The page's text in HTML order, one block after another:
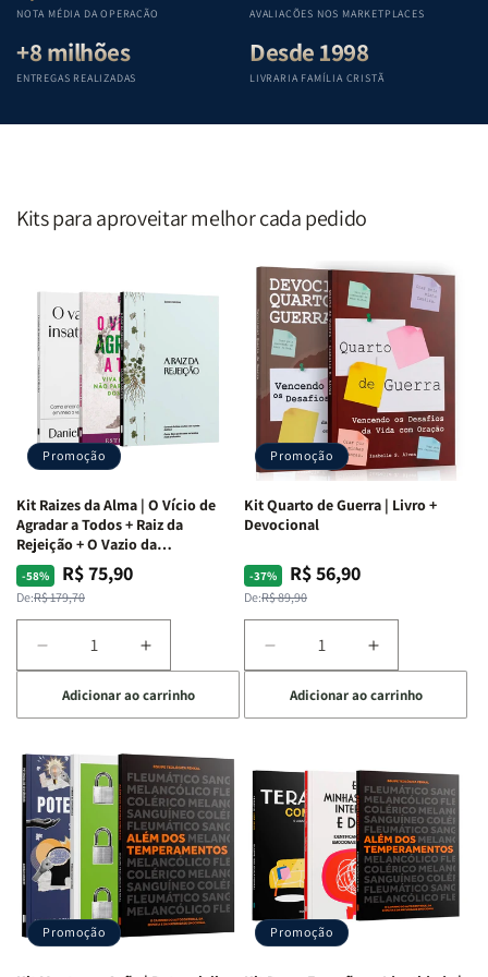
NOTA MÉDIA DA OPERAÇÃO AVALIAÇÕES NOS MARKETPLACES
+8 milhões
ENTREGAS REALIZADAS
Desde 1998
LIVRARIA FAMÍLIA CRISTÃ
Kits para aproveitar melhor cada pedido
Promoção
Kit Raizes da Alma | O Vício de
Agradar a Todos + Raiz da
Rejeição + O Vazio da
Insatisfação.
-58%
Preço
normal
De:R$ 179,70
Preço
promocional
R$ 75,90
Diminuir
a
quantidade
de
Raizes
da
Alma
|
O
Vício
Agradar
a
Aumentar
a
quantidade
de
Raizes
da
Alma
|
O
Vício
de
Agradar
Adicionar ao carrinho
Promoção
Kit Quarto de Guerra | Livro +
Devocional
-37%
Preço
normal
De:R$ 89,90
Preço
promocional
R$ 56,90
Diminuir
a
quantidade
de
Quarto
de
Guerra
Livro
+
Devocional
Aumentar
a
quantidade
de
Quarto
de
Guerra
|
Livro
+
Devocional
Adicionar ao carrinho
Promoção Promoção